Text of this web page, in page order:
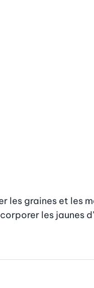
les graines et les
les jaunes